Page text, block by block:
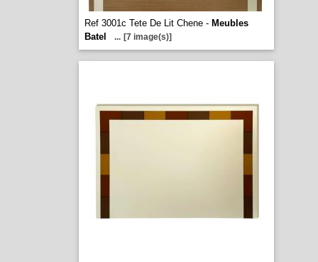
Ref 3001c Tete De Lit Chene - Meubles
Batel
... [7 image(s)]